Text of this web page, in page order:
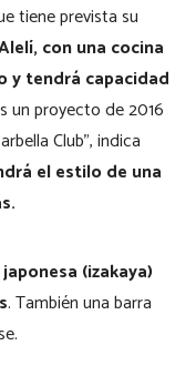
tiene prevista su
con una cocina
y tendrá capacidad
un proyecto de 2016
Club”, indica
el estilo de una
(izakaya)
. También una barra